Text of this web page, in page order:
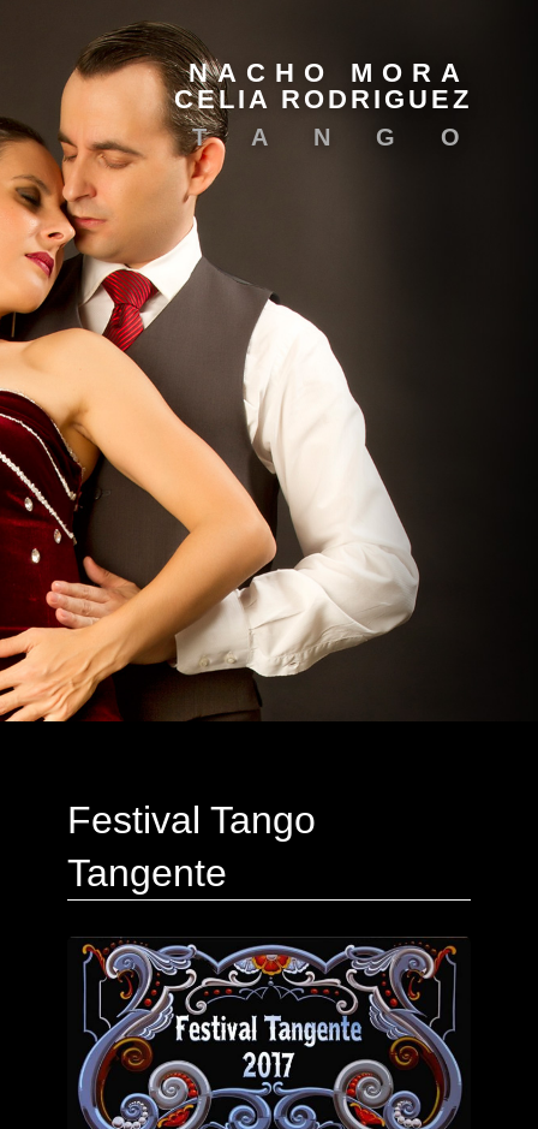
NACHO MORA
CELIA RODRIGUEZ
TANGO
Festival Tango
Tangente